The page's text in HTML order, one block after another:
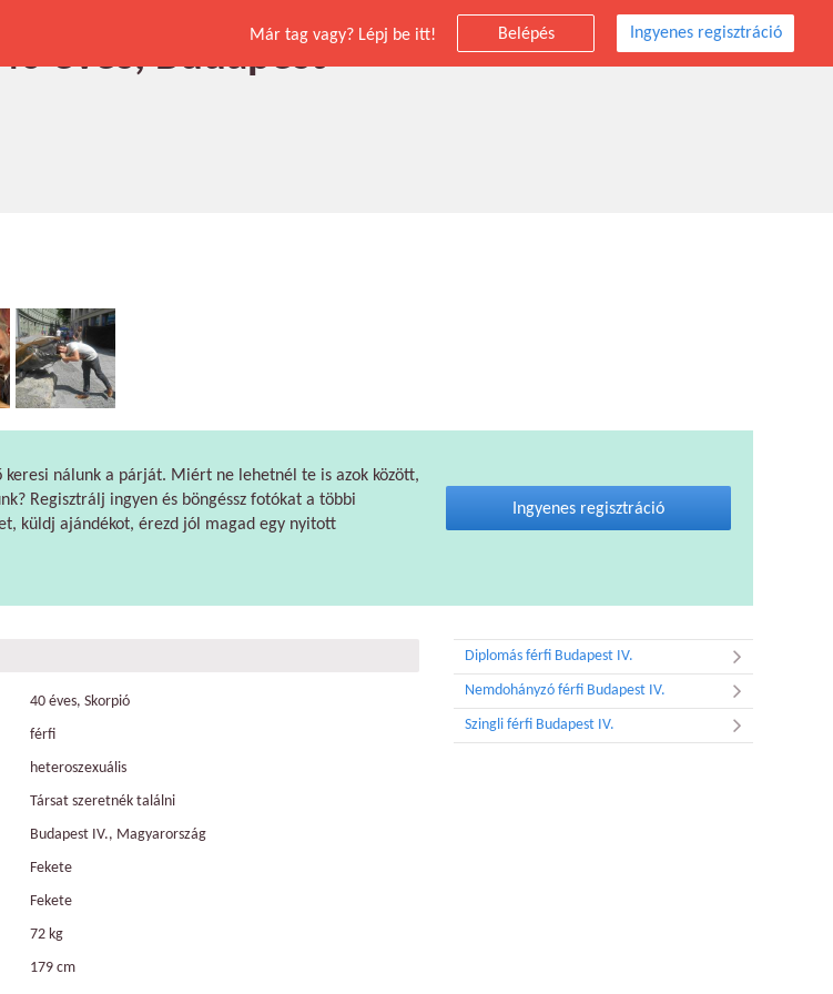
Már tag vagy? Lépj be itt! Belépés Ingyenes regisztráció
éves, Budapest
keresi nálunk a párját. Miért ne lehetnél te is azok között,
Regisztrálj ingyen és böngéssz fotókat a többi
küldj ajándékot, érezd jól magad egy nyitott
Ingyenes regisztráció
40 éves, Skorpió
férfi
heteroszexuális
Társat szeretnék találni
Budapest IV., Magyarország
Fekete
Fekete
72 kg
179 cm
Diplomás férfi Budapest IV.
Nemdohányzó férfi Budapest IV.
Szingli férfi Budapest IV.